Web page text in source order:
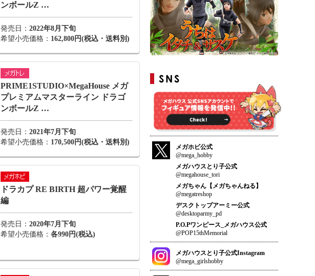
ンボールZ …
発売日： 2022年8月下旬
希望小売価格： 162,800円(税込・送料別)
PRIME1STUDIO×MegaHouse メガ
プレミアムマスターライン ドラゴ
ンボールZ …
発売日： 2021年7月下旬
希望小売価格： 170,500円(税込・送料別)
ドラカプ RE BIRTH 超パワー覚醒
編
発売日： 2020年7月下旬
希望小売価格： 各990円(税込)
メガホビ公式
@mega_hobby
メガハウスとり子公式
@megahouse_tori
メガちゃん【メガちゃんねる】
@megatreshop
デスクトップアーミー公式
@desktoparmy_pd
P.O.Pワンピース_メガハウス公式
@POP15thMemorial
メガハウスとり子公式Instagram
@mega_girlshobby